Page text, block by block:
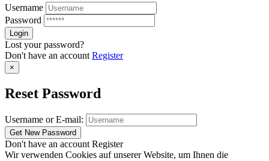
Username
Password
Lost your password?
Don't have an account Register
×
Reset Password
Username or E-mail:
Don't have an account Register
Wir verwenden Cookies auf unserer Website, um Ihnen die